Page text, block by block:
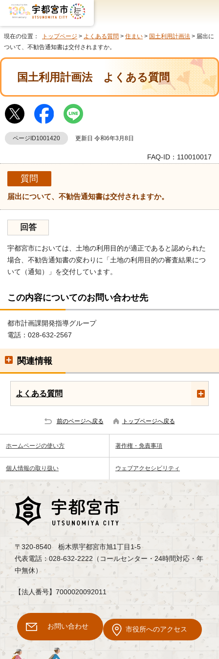
現在の位置： トップページ > よくある質問 > 住まい > 国土利用計画法 > 届出に
ついて、不勧告通知書は交付されますか。
国土利用計画法よくある質問
ページID1001420 更新日 令和6年3月8日
FAQ-ID：110010017
質問
届出について、不勧告通知書は交付されますか。
回答
宇都宮市においては、土地の利用目的が適正であると認められた
場合、不勧告通知書の変わりに「土地の利用目的の審査結果につ
いて（通知）」を交付しています。
この内容についてのお問い合わせ先
都市計画課開発指導グループ
電話：028-632-2567
関連情報
よくある質問
前のページへ戻る トップページへ戻る
ホームページの使い方 著作権・免責事項
個人情報の取り扱い ウェブアクセシビリティ
〒320-8540 栃木県宇都宮市旭1丁目1-5
代表電話：028-632-2222（コールセンター・24時間対応・年
中無休）
【法人番号】7000020092011
お問い合わせ 市役所へのアクセス